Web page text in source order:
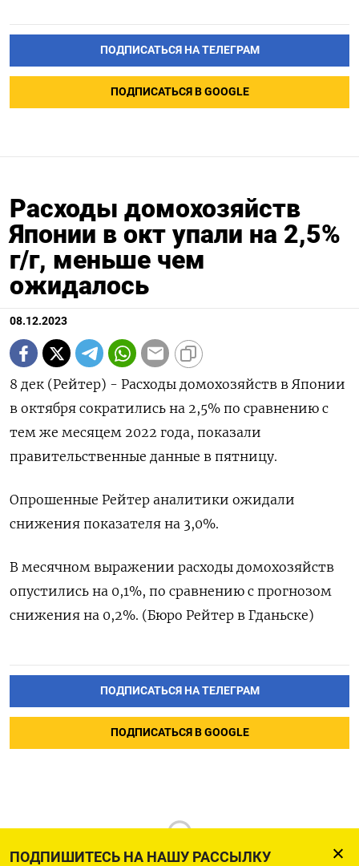
ПОДПИШИТЕСЬ НА НАШУ РАССЫЛКУ
ПОДПИСАТЬСЯ НА ТЕЛЕГРАМ
ПОДПИСАТЬСЯ В GOOGLE
Расходы домохозяйств
Японии в окт упали на 2,5%
г/г, меньше чем
ожидалось
08.12.2023
8 дек (Рейтер) - Расходы домохозяйств в Японии
в октября сократились на 2,5% по сравнению с
тем же месяцем 2022 года, показали
правительственные данные в пятницу.
Опрошенные Рейтер аналитики ожидали
снижения показателя на 3,0%.
В месячном выражении расходы домохозяйств
опустились на 0,1%, по сравнению с прогнозом
снижения на 0,2%. (Бюро Рейтер в Гданьске)
ПОДПИСАТЬСЯ НА ТЕЛЕГРАМ
ПОДПИСАТЬСЯ В GOOGLE